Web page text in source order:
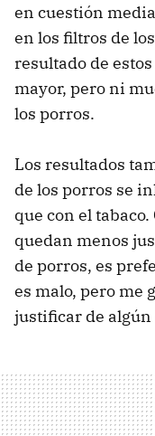
en cuestión
en los filtros de
resultado de
mayor, pero ni
los porros.
Los resultados
de los porros se
que con el
quedan menos
de porros, es
es malo, pero me
justificar de